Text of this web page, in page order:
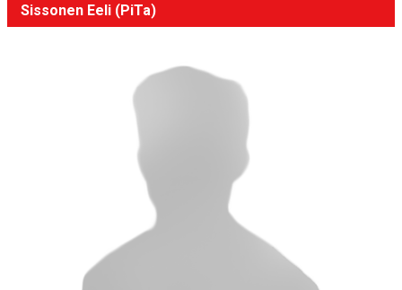
Sissonen Eeli (PiTa)